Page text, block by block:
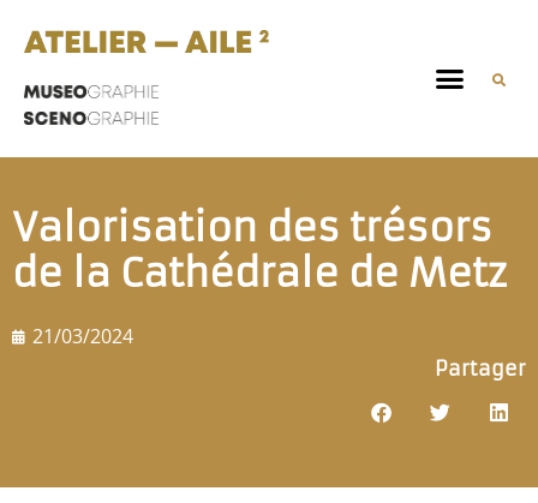
Valorisation des trésors
de la Cathédrale de Metz
21/03/2024
Partager